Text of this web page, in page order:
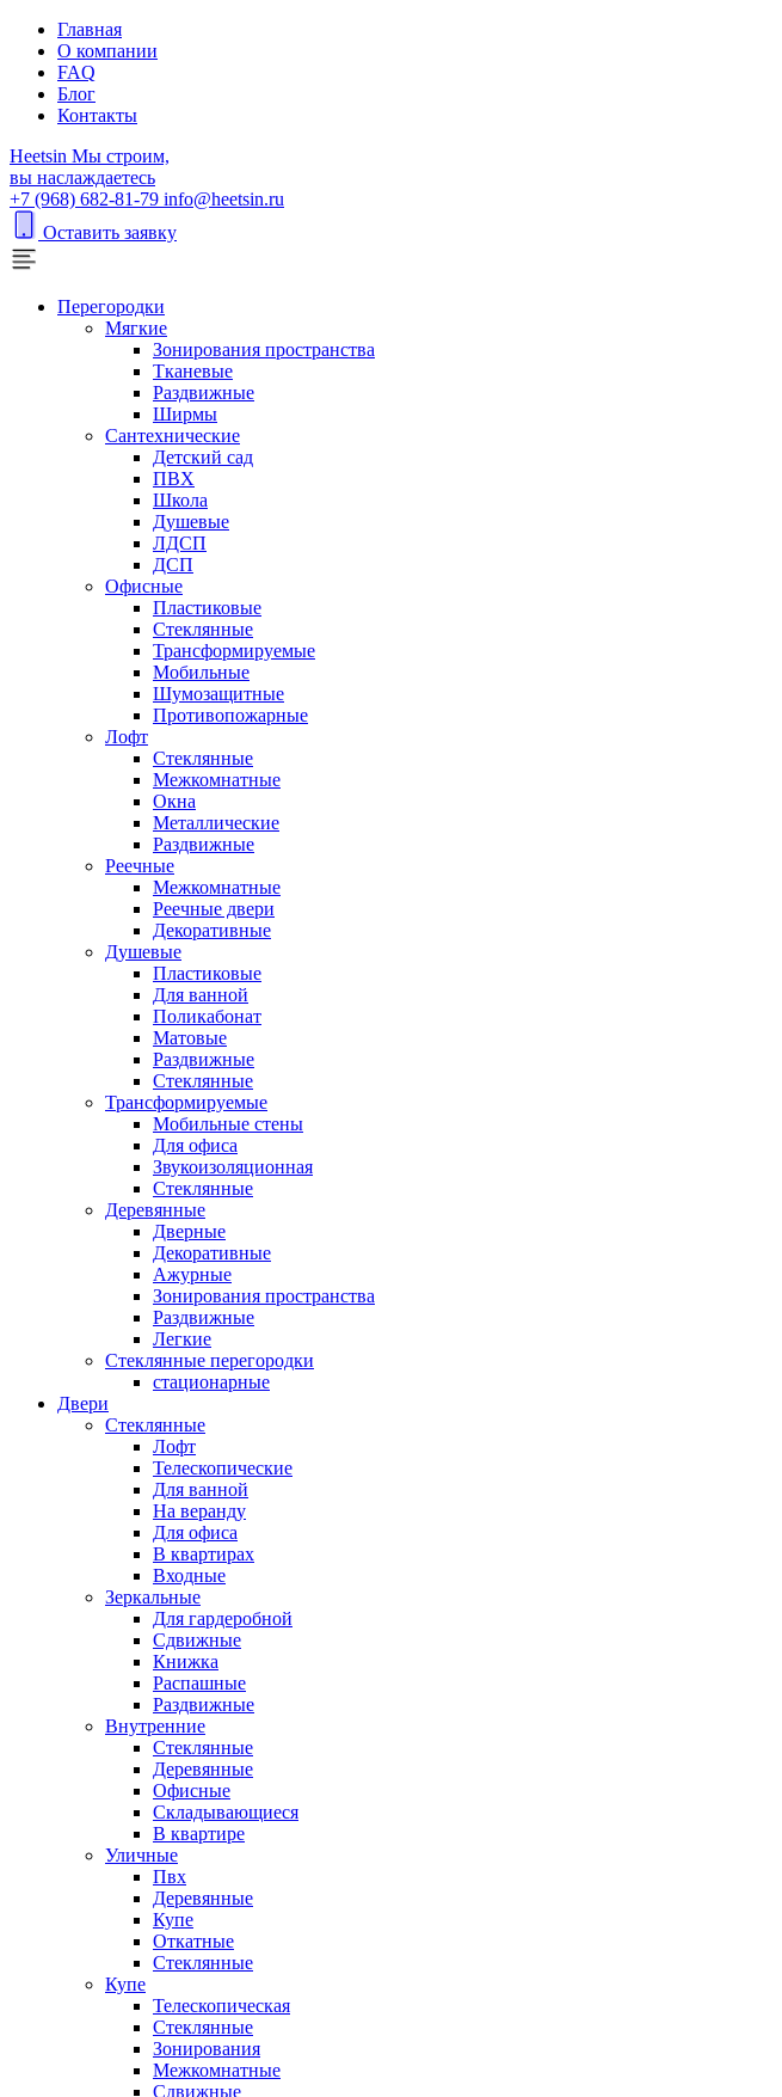
Главная
О компании
FAQ
Блог
Контакты
Heetsin Мы строим,
вы наслаждаетесь
+7 (968) 682-81-79 info@heetsin.ru
Оставить заявку
Перегородки
Мягкие
Зонирования пространства
Тканевые
Раздвижные
Ширмы
Сантехнические
Детский сад
ПВХ
Школа
Душевые
ЛДСП
ДСП
Офисные
Пластиковые
Стеклянные
Трансформируемые
Мобильные
Шумозащитные
Противопожарные
Лофт
Стеклянные
Межкомнатные
Окна
Металлические
Раздвижные
Реечные
Межкомнатные
Реечные двери
Декоративные
Душевые
Пластиковые
Для ванной
Поликабонат
Матовые
Раздвижные
Стеклянные
Трансформируемые
Мобильные стены
Для офиса
Звукоизоляционная
Стеклянные
Деревянные
Дверные
Декоративные
Ажурные
Зонирования пространства
Раздвижные
Легкие
Стеклянные перегородки
стационарные
Двери
Стеклянные
Лофт
Телескопические
Для ванной
На веранду
Для офиса
В квартирах
Входные
Зеркальные
Для гардеробной
Сдвижные
Книжка
Распашные
Раздвижные
Внутренние
Стеклянные
Деревянные
Офисные
Складывающиеся
В квартире
Уличные
Пвх
Деревянные
Купе
Откатные
Стеклянные
Купе
Телескопическая
Стеклянные
Зонирования
Межкомнатные
Сдвижные